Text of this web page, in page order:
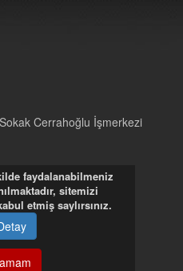
Cerrahoğlu İşmerkezi
faydalanabilmeniz
sitemizi
etmiş saylırsınız.